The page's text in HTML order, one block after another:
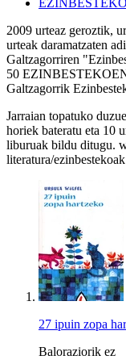
2009 urteaz geroztik,
urteak daramatzaten
Galtzagorriren
50
Galtzagorrik
Jarraian topatuko
horiek bateratu eta 10
liburuak bildu ditugu.
literatura/ezinbestekoak
27 ipuin zopa
Baloraziorik ez